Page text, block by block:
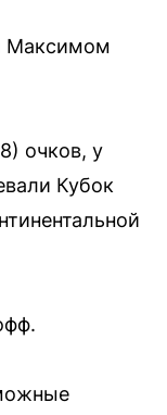
Максимом
очков, у
Кубок